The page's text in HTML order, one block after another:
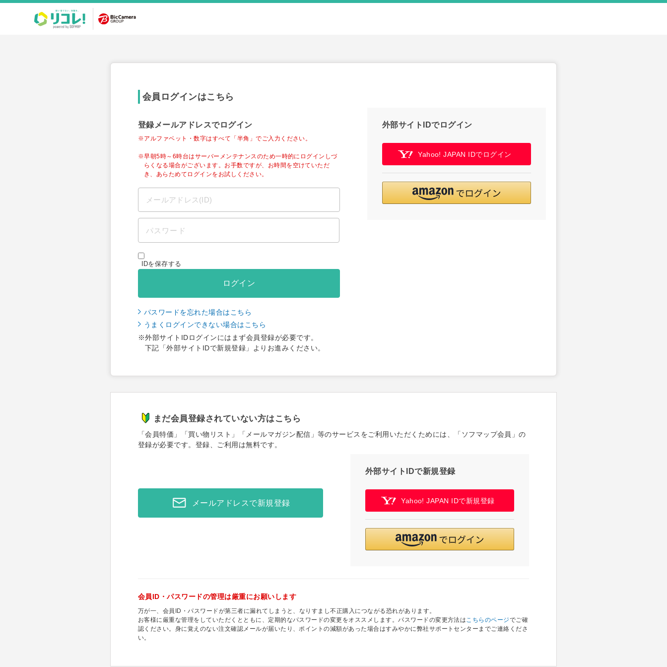
会員ログインはこちら
登録メールアドレスでログイン
※アルファベット・数字はすべて「半角」でご入力ください。
※早朝5時～6時台はサーバーメンテナンスのため一時的にログインしづ
らくなる場合がございます。お手数ですが、お時間を空けていただ
き、あらためてログインをお試しください。
IDを保存する
ログイン
パスワードを忘れた場合はこちら
うまくログインできない場合はこちら
※外部サイトIDログインにはまず会員登録が必要です。
下記「外部サイトIDで新規登録」よりお進みください。
外部サイトIDでログイン
Yahoo! JAPAN IDでログイン
まだ会員登録されていない方はこちら
「会員特価」「買い物リスト」「メールマガジン配信」等のサービスをご利用いただくためには、「ソフマップ会員」の
登録が必要です。登録、ご利用は無料です。
メールアドレスで新規登録
外部サイトIDで新規登録
Yahoo! JAPAN IDで新規登録
会員ID・パスワードの管理は厳重にお願いします
万が一、会員ID・パスワードが第三者に漏れてしまうと、なりすまし不正購入につながる恐れがあります。
お客様に厳重な管理をしていただくとともに、定期的なパスワードの変更をオススメします。パスワードの変更方法はこちらのページでご確
認ください。身に覚えのない注文確認メールが届いたり、ポイントの減額があった場合はすみやかに弊社サポートセンターまでご連絡くださ
い。